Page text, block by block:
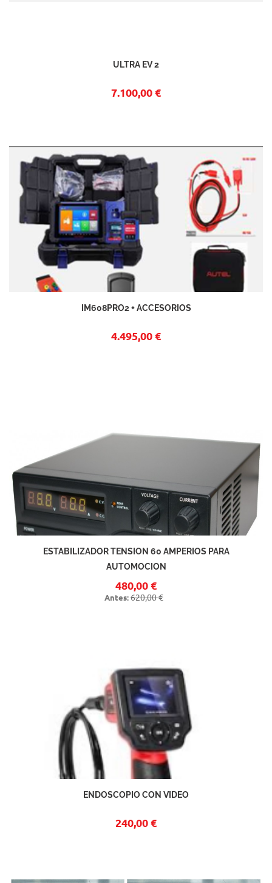
ULTRA EV 2
7.100,00 €
IM608PRO2 + ACCESORIOS
4.495,00 €
ESTABILIZADOR TENSION 60 AMPERIOS PARA
AUTOMOCION
480,00 €
Antes:620,00 €
ENDOSCOPIO CON VIDEO
240,00 €